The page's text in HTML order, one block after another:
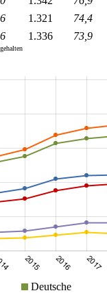
1.321
74,4
1.336 73,9
Deutsche